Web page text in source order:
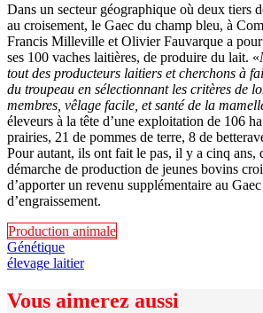
Dans un secteur géographique où deux tiers
au croisement, le Gaec du champ bleu, à
Francis Milleville et Olivier Fauvarque a
ses 100 vaches laitières, de produire du lait. «
tout des producteurs laitiers et cherchons à
du troupeau en sélectionnant les critères de
membres, vêlage facile, et santé de la
éleveurs à la tête d’une exploitation de 106
prairies, 21 de pommes de terre, 8 de
Pour autant, ils ont fait le pas, il y a cinq ans,
démarche de production de jeunes bovins
d’apporter un revenu supplémentaire au
d’engraissement.
Production animale
Génétique
élevage laitier
Vous aimerez aussi